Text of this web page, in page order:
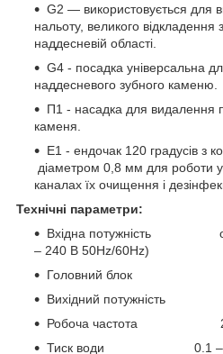
G2 — використовується для
нальоту, великого
наддесневій області.
G4 - посадка універсальна
наддесневого зубного каменю.
П1 - насадка для видалення
каменя.
E1 - ендочак 120 градусів з
діаметром 0,8 мм для роботи
каналах їх очищення і
Технічні параметри:
Вхідна потужність от
– 240 В 50Hz/60Hz)
Головний блок 24
Вихідний потужність
Робоча частота 28
Тиск води 0.1 – 5